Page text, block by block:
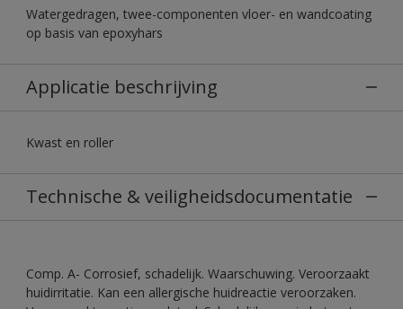
Watergedragen, twee-componenten vloer- en wandcoating
op basis van epoxyhars
Applicatie beschrijving
Kwast en roller
Technische & veiligheidsdocumentatie
Comp. A- Corrosief, schadelijk. Waarschuwing. Veroorzaakt
huidirritatie. Kan een allergische huidreactie veroorzaken.